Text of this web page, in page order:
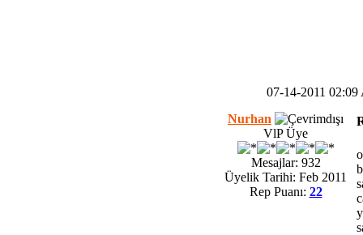
07-14-2011 02:09
Nurhan
VlP Üye
Mesajlar: 932
Üyelik Tarihi: Feb 2011
Rep Puanı: 22